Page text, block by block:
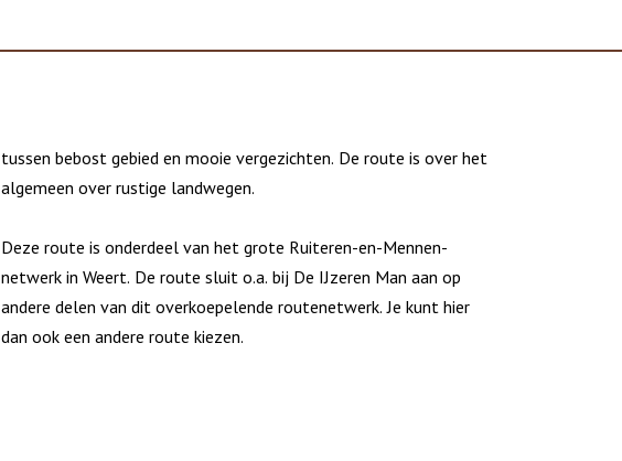
tussen bebost gebied en mooie vergezichten. De route is over het
algemeen over rustige landwegen.
Deze route is onderdeel van het grote Ruiteren-en-Mennen-
netwerk in Weert. De route sluit o.a. bij De IJzeren Man aan op
andere delen van dit overkoepelende routenetwerk. Je kunt hier
dan ook een andere route kiezen.